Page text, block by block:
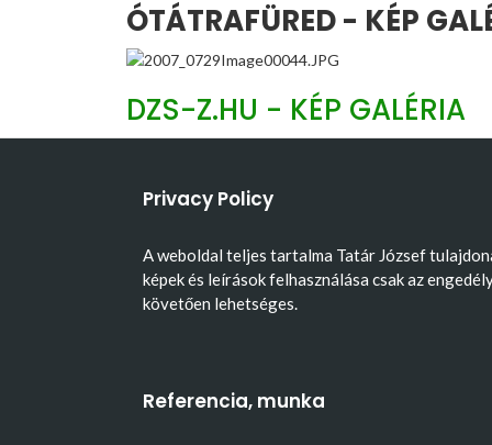
ÓTÁTRAFÜRED - KÉP
DZS-Z.HU - KÉP GALÉRIA
Privacy Policy
A weboldal teljes tartalma Tatár József
képek és leírások felhasználása csak az
követően lehetséges.
Referencia, munka